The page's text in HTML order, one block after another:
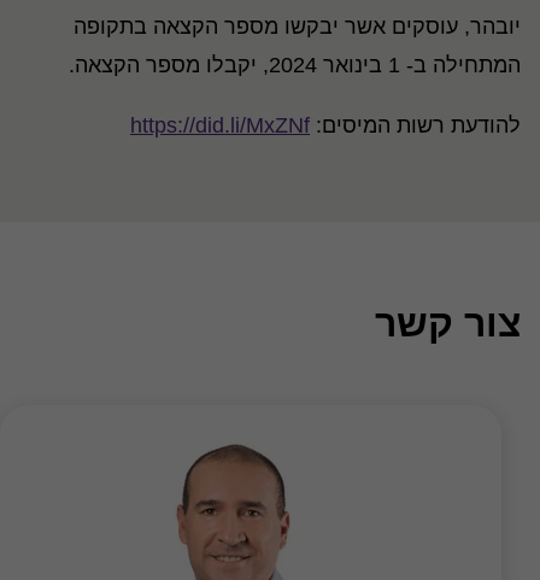
יובהר, עוסקים אשר יבקשו מספר הקצאה בתקופה
המתחילה ב- 1 בינואר 2024, יקבלו מספר הקצאה.
להודעת רשות המיסים: https://did.li/MxZNf
צור קשר